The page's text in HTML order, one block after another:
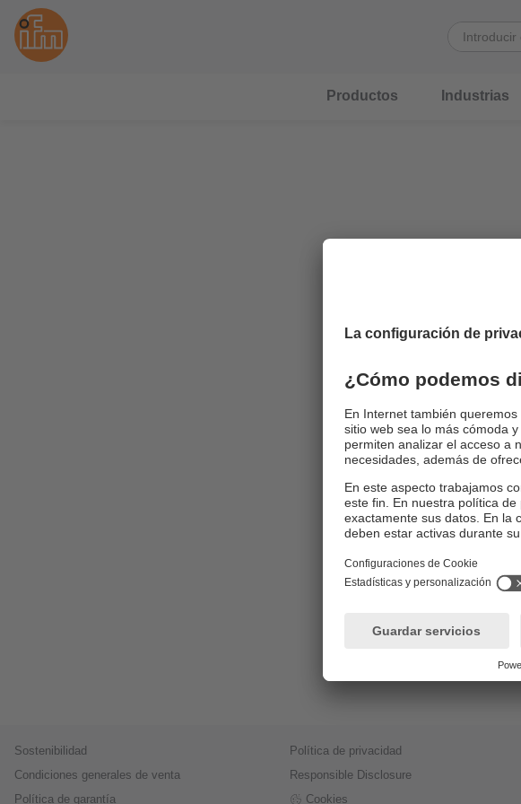
Productos Industrias
Sostenibilidad
Condiciones generales de venta
Política de garantía
Política de privacidad
Responsible Disclosure
Cookies